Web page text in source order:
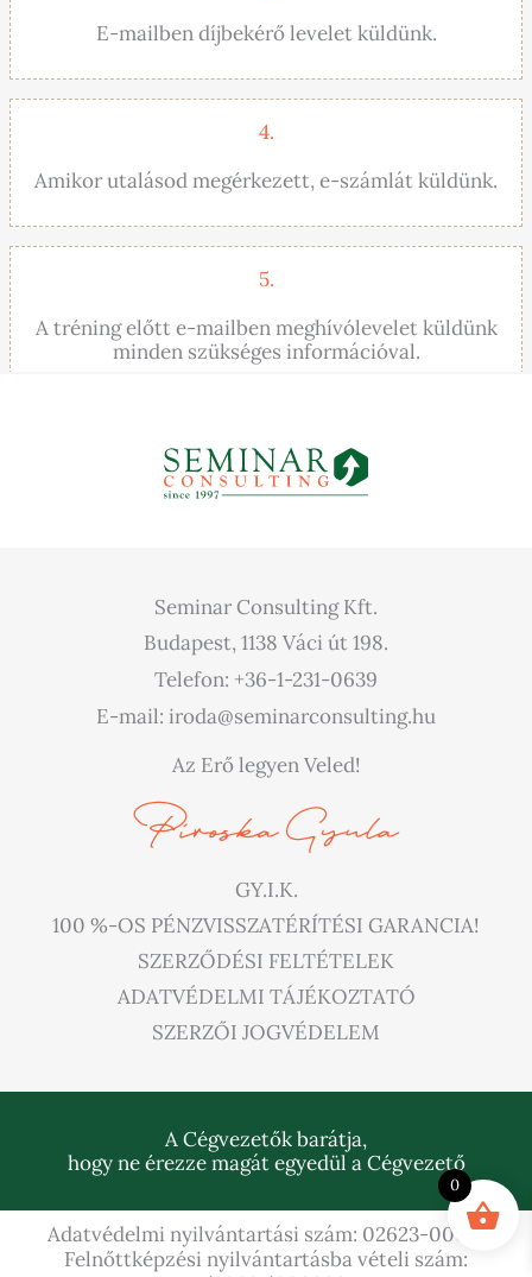
E-mailben díjbekérő levelet küldünk.
4.
Amikor utalásod megérkezett, e-számlát küldünk.
5.
A tréning előtt e-mailben meghívólevelet küldünk
minden szükséges információval.
Seminar Consulting Kft.
Budapest, 1138 Váci út 198.
Telefon: +36-1-231-0639
E-mail: iroda@seminarconsulting.hu
Az Erő legyen Veled!
GY.I.K.
100 %-OS PÉNZVISSZATÉRÍTÉSI GARANCIA!
SZERZŐDÉSI FELTÉTELEK
ADATVÉDELMI TÁJÉKOZTATÓ
SZERZŐI JOGVÉDELEM
A Cégvezetők barátja,
hogy ne érezze magát egyedül a Cégvezető
Adatvédelmi nyilvántartási szám: 02623-0001 |
Felnőttképzési nyilvántartásba vételi szám:
0